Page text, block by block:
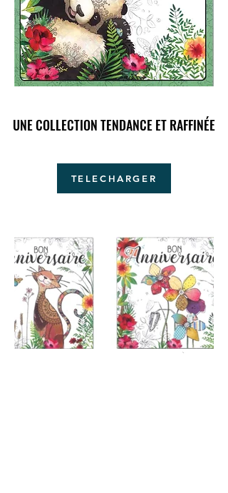
UNE COLLECTION TENDANCE ET RAFFINÉE
UNE COLLECTION TENDANCE ET RAFFINÉE
TELECHARGER